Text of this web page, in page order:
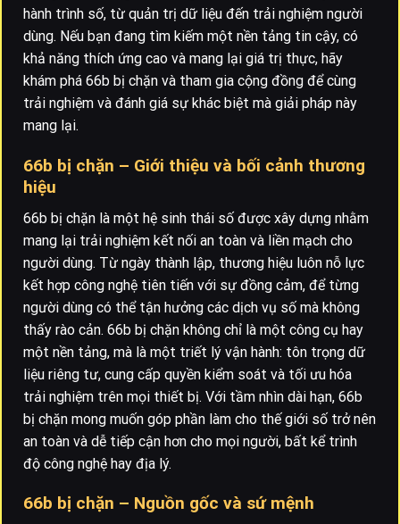
hành trình số, từ quản trị dữ liệu đến trải nghiệm người
dùng. Nếu bạn đang tìm kiếm một nền tảng tin cậy, có
khả năng thích ứng cao và mang lại giá trị thực, hãy
khám phá 66b bị chặn và tham gia cộng đồng để cùng
trải nghiệm và đánh giá sự khác biệt mà giải pháp này
mang lại.
66b bị chặn – Giới thiệu và bối cảnh thương
hiệu
66b bị chặn là một hệ sinh thái số được xây dựng nhằm
mang lại trải nghiệm kết nối an toàn và liền mạch cho
người dùng. Từ ngày thành lập, thương hiệu luôn nỗ lực
kết hợp công nghệ tiên tiến với sự đồng cảm, để từng
người dùng có thể tận hưởng các dịch vụ số mà không
thấy rào cản. 66b bị chặn không chỉ là một công cụ hay
một nền tảng, mà là một triết lý vận hành: tôn trọng dữ
liệu riêng tư, cung cấp quyền kiểm soát và tối ưu hóa
trải nghiệm trên mọi thiết bị. Với tầm nhìn dài hạn, 66b
bị chặn mong muốn góp phần làm cho thế giới số trở nên
an toàn và dễ tiếp cận hơn cho mọi người, bất kể trình
độ công nghệ hay địa lý.
66b bị chặn – Nguồn gốc và sứ mệnh